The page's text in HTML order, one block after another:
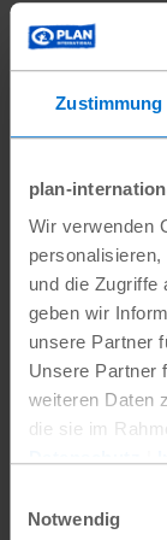
Zustimmung
plan-
Wir verwenden
und die Zugriffe
geben wir
unsere Partner
Unsere Partner
weiteren Daten
die sie im
Notwendig
Emergency
Ein weiteres
alles
die nötigen
kaufen. „Ich
nehmen.
hygienisch
Mädchen